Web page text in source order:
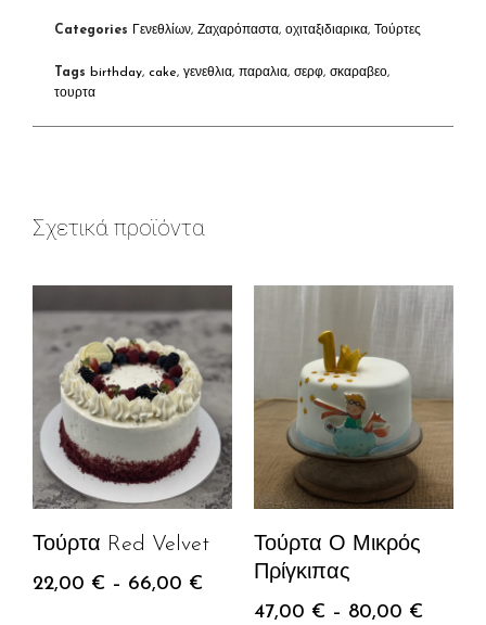
Categories Γενεθλίων, Ζαχαρόπαστα, οχιταξιδιαρικα, Τούρτες
Tags birthday, cake, γενεθλια, παραλια, σερφ, σκαραβεο,
τουρτα
Σχετικά προϊόντα
Τούρτα Red Velvet
22,00 € – 66,00 €
Τούρτα Ο Μικρός
Πρίγκιπας
47,00 € – 80,00 €